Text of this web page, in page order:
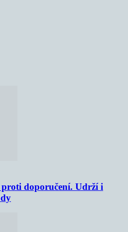
doporučení. Udrží i